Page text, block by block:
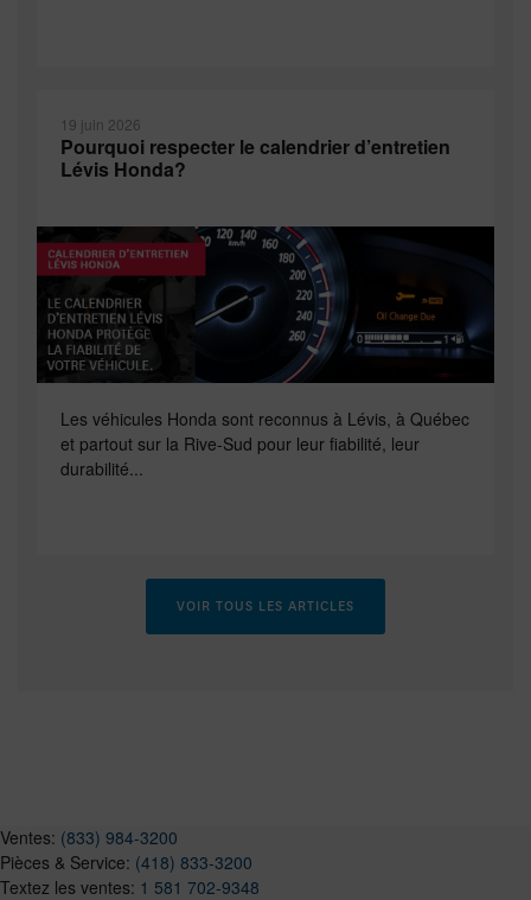
19 juin 2026
Pourquoi respecter le calendrier d’entretien
Lévis Honda?
Les véhicules Honda sont reconnus à Lévis, à Québec
et partout sur la Rive-Sud pour leur fiabilité, leur
durabilité...
VOIR TOUS LES ARTICLES
Ventes: (833) 984-3200
Pièces & Service: (418) 833-3200
Textez les ventes: 1 581 702-9348